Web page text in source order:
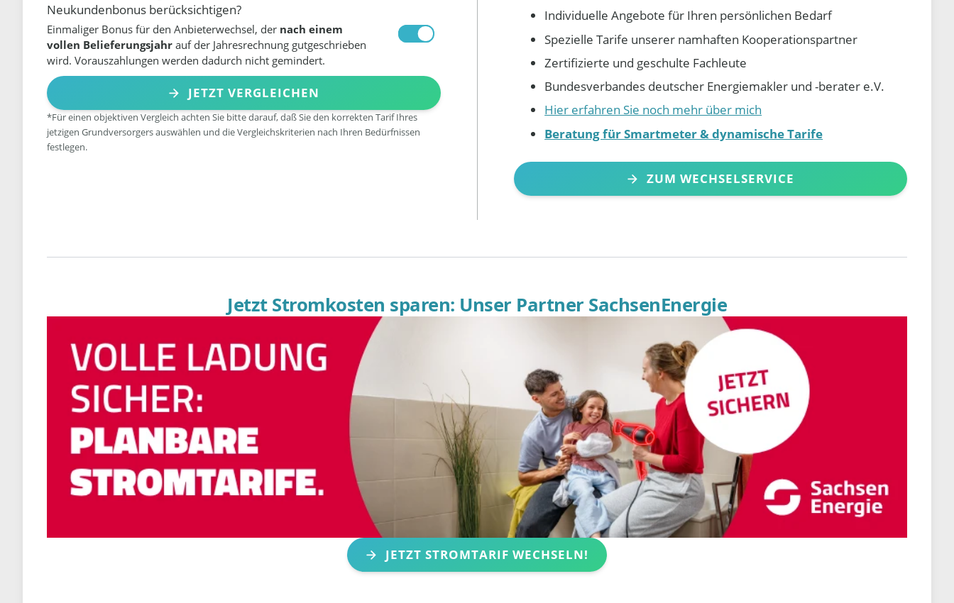
Neukundenbonus berücksichtigen?
Einmaliger Bonus für den Anbieterwechsel, der nach einem
vollen Belieferungsjahr auf der Jahresrechnung gutgeschrieben
wird. Vorauszahlungen werden dadurch nicht gemindert.
JETZT VERGLEICHEN
*Für einen objektiven Vergleich achten Sie bitte darauf, daß Sie den korrekten Tarif Ihres
jetzigen Grundversorgers auswählen und die Vergleichskriterien nach Ihren Bedürfnissen
festlegen.
Individuelle Angebote für Ihren persönlichen Bedarf
Spezielle Tarife unserer namhaften Kooperationspartner
Zertifizierte und geschulte Fachleute
Bundesverbandes deutscher Energiemakler und -berater e.V.
Hier erfahren Sie noch mehr über mich
Beratung für Smartmeter & dynamische Tarife
ZUM WECHSELSERVICE
Jetzt Stromkosten sparen: Unser Partner SachsenEnergie
JETZT STROMTARIF WECHSELN!